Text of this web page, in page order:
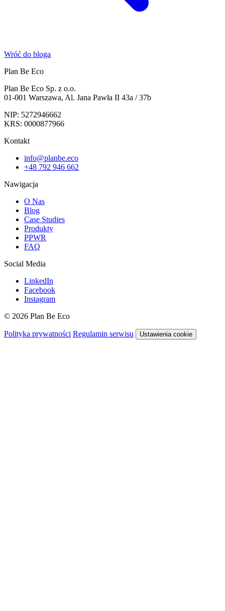
Wróć do bloga
Plan Be Eco
Plan Be Eco Sp. z o.o.
01-001 Warszawa, Al. Jana Pawła II 43a / 37b
NIP: 5272946662
KRS: 0000877966
Kontakt
info@planbe.eco
+48 792 946 662
Nawigacja
O Nas
Blog
Case Studies
Produkty
PPWR
FAQ
Social Media
LinkedIn
Facebook
Instagram
© 2026 Plan Be Eco
Polityka prywatności Regulamin serwisu Ustawienia cookie